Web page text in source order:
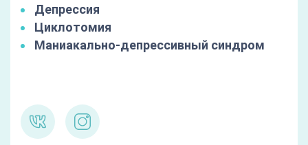
Депрессия
Циклотомия
Маниакально-депрессивный синдром